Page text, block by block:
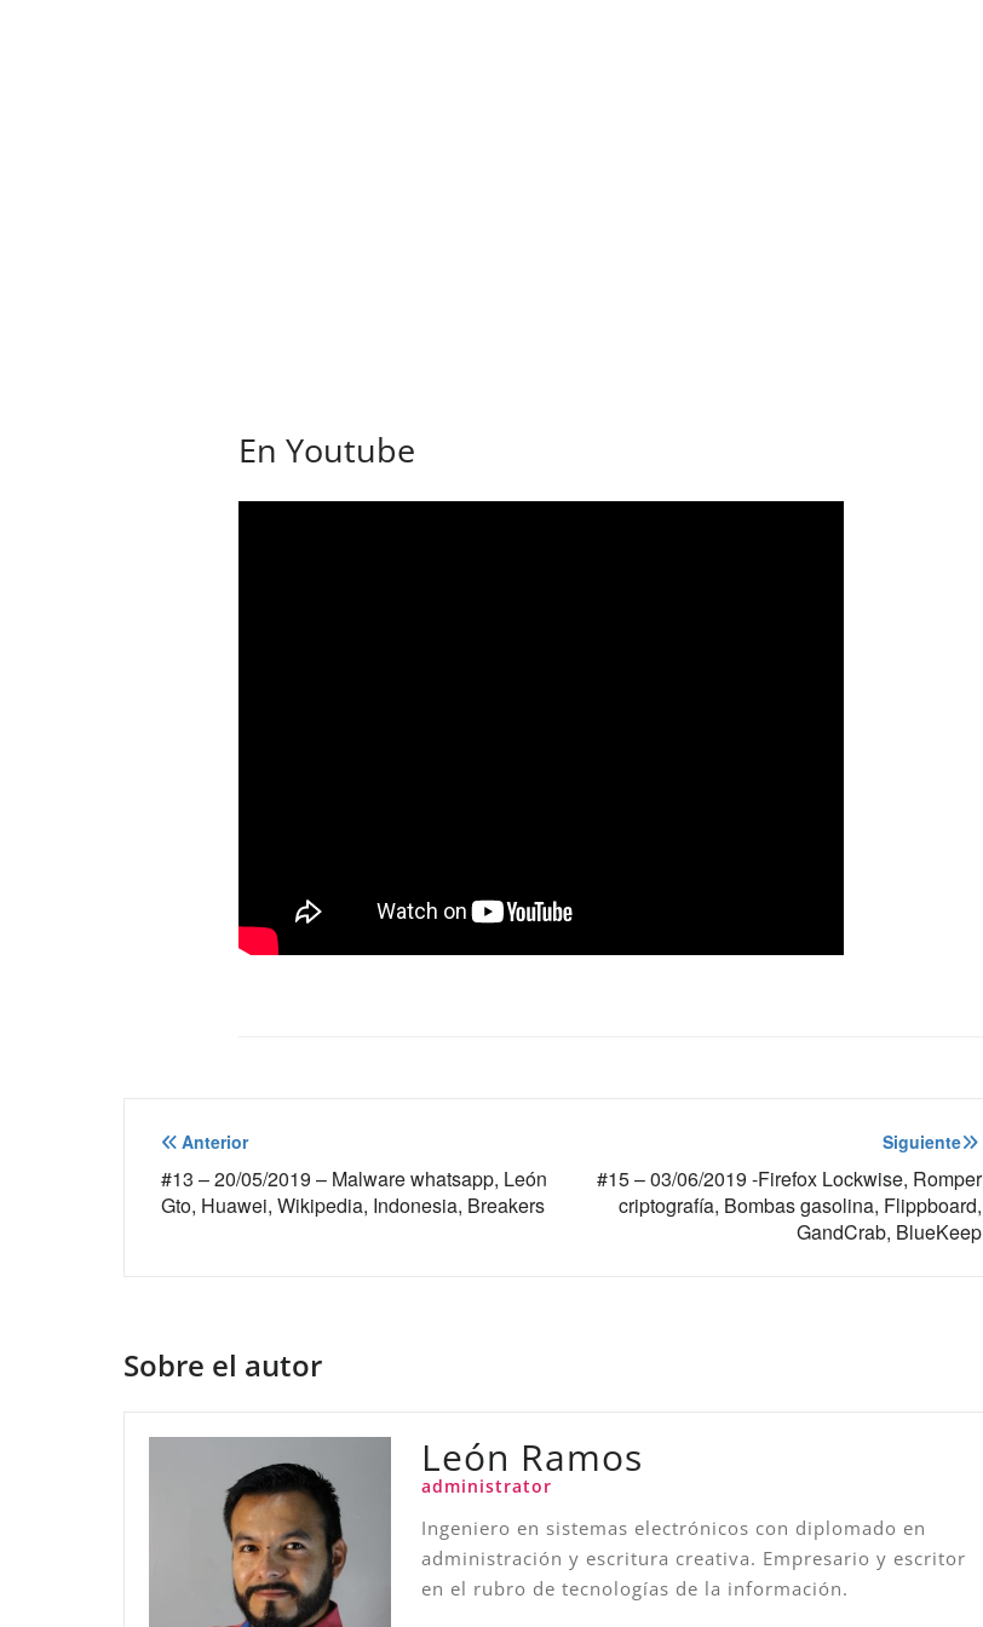
En Youtube
Navegación
de
entradas
Anterior
#13 – 20/05/2019 – Malware whatsapp, León
Gto, Huawei, Wikipedia, Indonesia, Breakers
Siguiente
#15 – 03/06/2019 -Firefox Lockwise, Romper
criptografía, Bombas gasolina, Flippboard,
GandCrab, BlueKeep
Sobre el autor
León Ramos
administrator
Ingeniero en sistemas electrónicos con diplomado en
administración y escritura creativa. Empresario y escritor
en el rubro de tecnologías de la información.